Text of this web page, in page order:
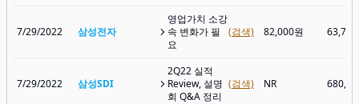
7/29/2022 삼성전자
영업가치 소강
속 변화가 필
요
(검색) 82,000원
7/29/2022 삼성SDI
2Q22 실적
Review, 설명
회 Q&A 정리
(검색) NR